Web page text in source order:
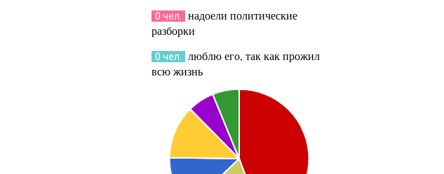
0 чел.
надоели политические
разборки
0 чел.
люблю его, так как прожил
всю жизнь